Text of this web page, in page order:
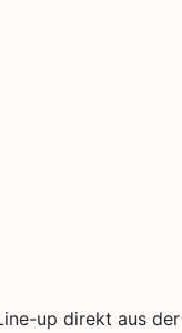
up direkt aus